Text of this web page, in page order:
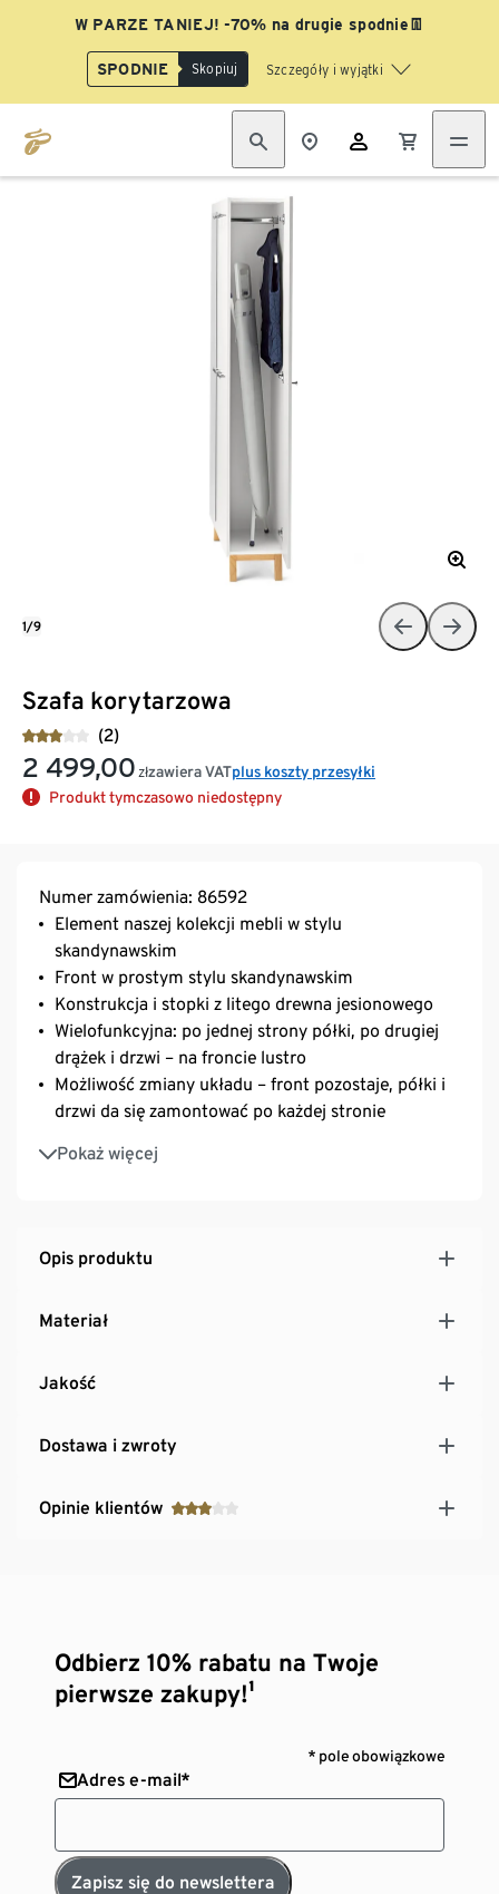
W PARZE TANIEJ! -70% na drugie spodnie👖
SPODNIE Skopiuj Szczegóły i wyjątki
Szafa korytarzowa
(2)
2 499,00 złzawiera VATplus koszty przesyłki
Produkt tymczasowo niedostępny
1/9
Numer zamówienia: 86592
Element naszej kolekcji mebli w stylu
skandynawskim
Front w prostym stylu skandynawskim
Konstrukcja i stopki z litego drewna jesionowego
Wielofunkcyjna: po jednej strony półki, po drugiej
drążek i drzwi – na froncie lustro
Możliwość zmiany układu – front pozostaje, półki i
drzwi da się zamontować po każdej stronie
Pokaż więcej
Z lustrem i 10 metalowymi haczykami z przodu
Drzwi na zawiasach zatrzaskowych umożliwiających
indywidualnej regulacji wysokości dzięki ciągłemu
odpornymi na uderzenia krawędziami z tworzywa
MADE IN GERMANY
Opis produktu
Materiał
Jakość
Dostawa i zwroty
Opinie klientów
Odbierz 10% rabatu na Twoje
pierwsze zakupy!¹
* pole obowiązkowe
Adres e-mail*
Zapisz się do newslettera